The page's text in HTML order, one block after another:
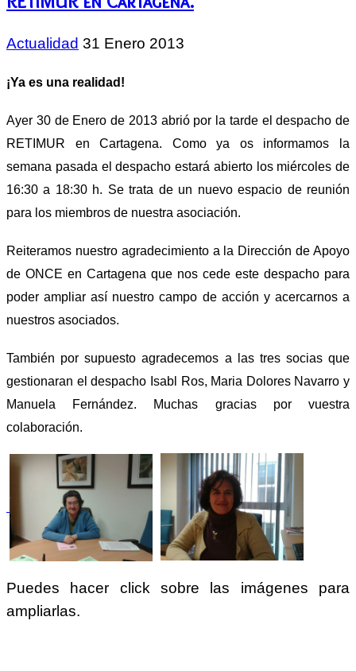
Actualidad 31 Enero 2013
¡Ya es una realidad!
Ayer 30 de Enero de 2013 abrió por la tarde el despacho de
RETIMUR en Cartagena. Como ya os informamos la
semana pasada el despacho estará abierto los miércoles de
16:30 a 18:30 h. Se trata de un nuevo espacio de reunión
para los miembros de nuestra asociación.
Reiteramos nuestro agradecimiento a la Dirección de Apoyo
de ONCE en Cartagena que nos cede este despacho para
poder ampliar así nuestro campo de acción y acercarnos a
nuestros asociados.
También por supuesto agradecemos a las tres socias que
gestionaran el despacho Isabl Ros, Maria Dolores Navarro y
Manuela Fernández. Muchas gracias por vuestra
colaboración.
Puedes hacer click sobre las imágenes para
ampliarlas.